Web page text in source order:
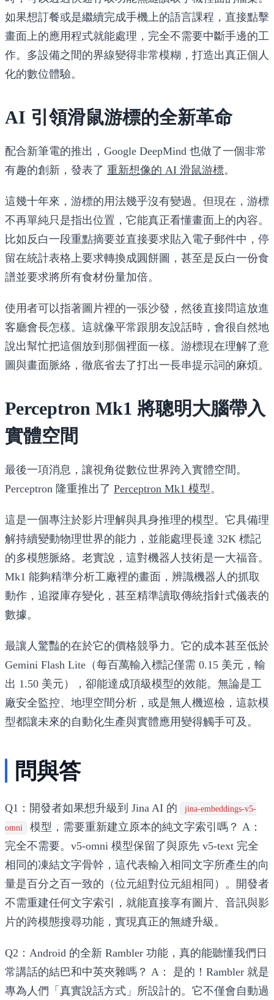
如果想訂餐或是繼續完成手機上的語言課程，直接點擊
畫面上的應用程式就能處理，完全不需要中斷手邊的工
作。多設備之間的界線變得非常模糊，打造出真正個人
化的數位體驗。
AI 引領滑鼠游標的全新革命
配合新筆電的推出，Google DeepMind 也做了一個非常
有趣的創新，發表了 重新想像的 AI 滑鼠游標。
這幾十年來，游標的用法幾乎沒有變過。但現在，游標
不再單純只是指出位置，它能真正看懂畫面上的內容。
比如反白一段重點摘要並直接要求貼入電子郵件中，停
留在統計表格上要求轉換成圓餅圖，甚至是反白一份食
譜並要求將所有食材份量加倍。
使用者可以指著圖片裡的一張沙發，然後直接問這放進
客廳會長怎樣。這就像平常跟朋友說話時，會很自然地
說出幫忙把這個放到那個裡面一樣。游標現在理解了意
圖與畫面脈絡，徹底省去了打出一長串提示詞的麻煩。
Perceptron Mk1 將聰明大腦帶入
實體空間
最後一項消息，讓視角從數位世界跨入實體空間。
Perceptron 隆重推出了 Perceptron Mk1 模型 。
這是一個專注於影片理解與具身推理的模型。它具備理
解持續變動物理世界的能力，並能處理長達 32K 標記
的多模態脈絡。老實說，這對機器人技術是一大福音。
Mk1 能夠精準分析工廠裡的畫面，辨識機器人的抓取
動作，追蹤庫存變化，甚至精準讀取傳統指針式儀表的
數據。
最讓人驚豔的在於它的價格競爭力。它的成本甚至低於
Gemini Flash Lite（每百萬輸入標記僅需 0.15 美元，輸
出 1.50 美元），卻能達成頂級模型的效能。無論是工
廠安全監控、地理空間分析，或是無人機巡檢，這款模
型都讓未來的自動化生產與實體應用變得觸手可及。
問與答
Q1：開發者如果想升級到 Jina AI 的 jina-embeddings-v5-
omni 模型，需要重新建立原本的純文字索引嗎？ A：
完全不需要。v5-omni 模型保留了與原先 v5-text 完全
相同的凍結文字骨幹，這代表輸入相同文字所產生的向
量是百分之百一致的（位元組對位元組相同）。開發者
不需重建任何文字索引，就能直接享有圖片、音訊與影
片的跨模態搜尋功能，實現真正的無縫升級。
Q2：Android 的全新 Rambler 功能，真的能聽懂我們日
常講話的結巴和中英夾雜嗎？ A：
是的！Rambler 就是
專為人們「真實說話方式」所設計的。它不僅會自動過